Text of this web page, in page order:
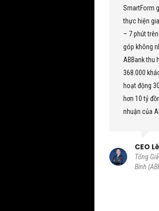
SmartForm
thực hiện
– 7 phút
góp không
ABBank thu
368.000
hoạt động
hơn 10 tỷ
nhuận của
CEO
Tổng
Bình